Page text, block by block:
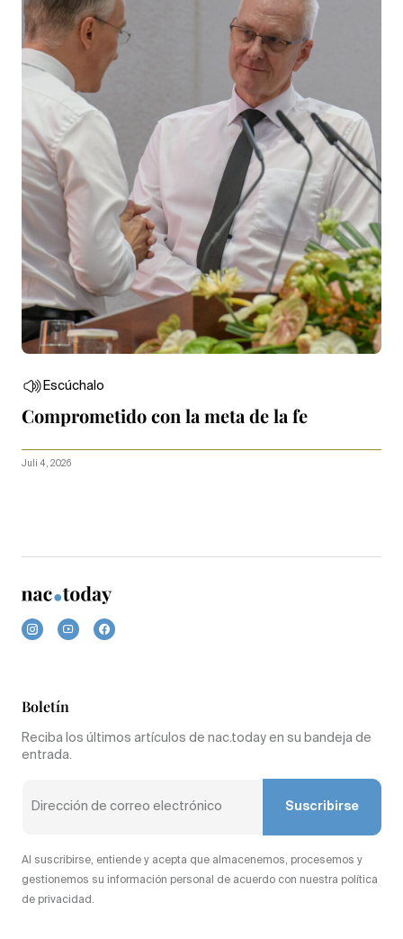
Escúchalo
Comprometido con la meta de la fe
Juli 4, 2026
Boletín
Reciba los últimos artículos de nac.today en su bandeja de
entrada.
Suscribirse
Al suscribirse, entiende y acepta que almacenemos, procesemos y
gestionemos su información personal de acuerdo con nuestra política
de privacidad.